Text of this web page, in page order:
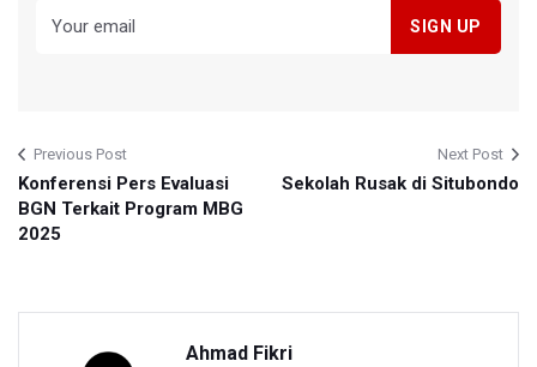
Previous Post
Konferensi Pers Evaluasi
BGN Terkait Program MBG
2025
Next Post
Sekolah Rusak di Situbondo
Ahmad Fikri